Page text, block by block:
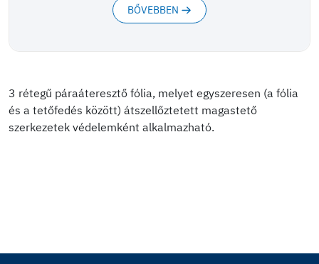
BŐVEBBEN
3 rétegű páraáteresztő fólia, melyet egyszeresen (a fólia
és a tetőfedés között) átszellőztetett magastető
szerkezetek védelemként alkalmazható.